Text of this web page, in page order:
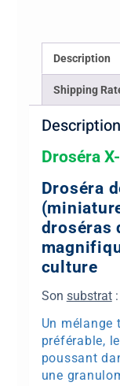
Description
Shipping
Description
Droséra
Droséra
droséras
culture
Son substrat:
Un mélange
préférable,
poussant
une